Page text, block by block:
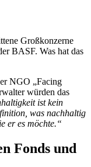
Großkonzerne
BASF. Was hat das
NGO „Facing
würden das
ist kein
was nachhaltig
er es möchte.“
Fonds und